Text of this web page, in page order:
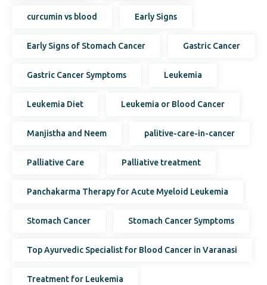
curcumin vs blood Early Signs
Early Signs of Stomach Cancer Gastric Cancer
Gastric Cancer Symptoms Leukemia
Leukemia Diet Leukemia or Blood Cancer
Manjistha and Neem palitive-care-in-cancer
Palliative Care Palliative treatment
Panchakarma Therapy for Acute Myeloid Leukemia
Stomach Cancer Stomach Cancer Symptoms
Top Ayurvedic Specialist for Blood Cancer in Varanasi
Treatment for Leukemia